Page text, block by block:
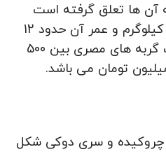
آن ها تعلق گرفته است
وزن این گربه بین 3 تا 6 کیلوگرم و عمر آن حدود 12
تا 15 سال می باشد قیمت گربه های مصری بین 500
چروکیده و سری دوکی شکل